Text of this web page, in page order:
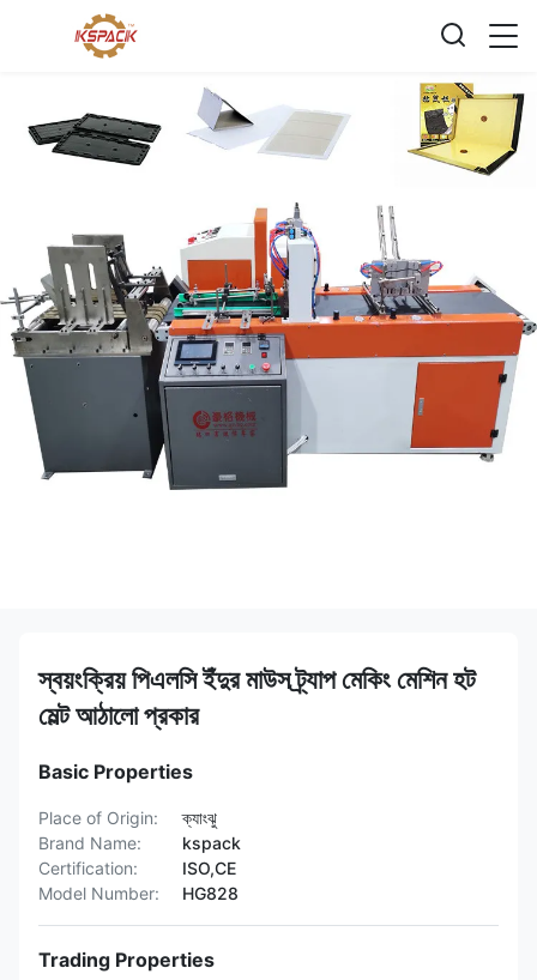
স্বয়ংক্রিয় পিএলসি ইঁদুর মাউস ট্র্যাপ মেকিং মেশিন হট
মেল্ট আঠালো প্রকার
Basic Properties
Place of Origin:
ক্যাংঝু
Brand Name:
kspack
Certification:
ISO,CE
Model Number:
HG828
Trading Properties